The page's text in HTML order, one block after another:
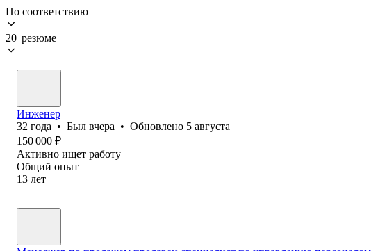
По соответствию
20 резюме
Инженер
32 года • Был вчера • Обновлено 5 августа
150 000 ₽
Активно ищет работу
Общий опыт
13 лет